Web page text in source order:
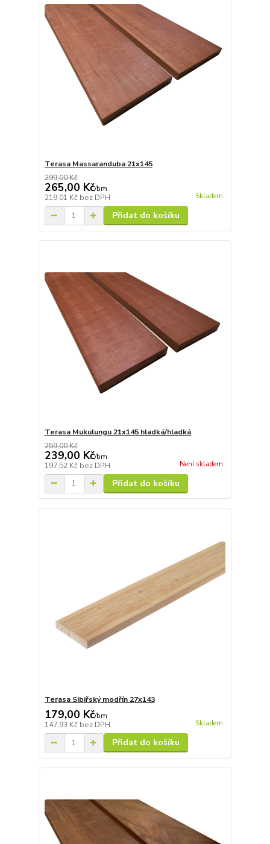
Terasa Massaranduba 21x145
299,00 Kč
265,00 Kč/bm
219,01 Kč bez DPH Skladem
Přidat do košíku
Terasa Mukulungu 21x145 hladká/hladká
259,00 Kč
239,00 Kč/bm
197,52 Kč bez DPH Není skladem
Přidat do košíku
Terasa Sibiřský modřín 27x143
179,00 Kč/bm
147,93 Kč bez DPH Skladem
Přidat do košíku